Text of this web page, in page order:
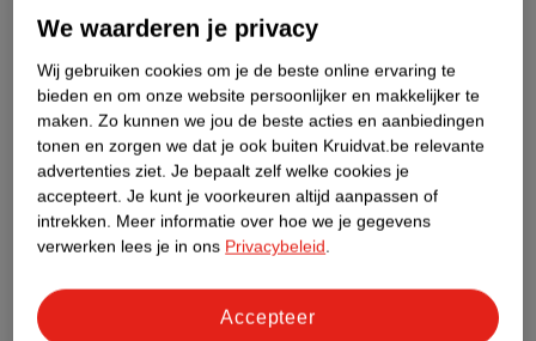
Quacks Plush Hanger
9.
Pirates & Marines
van
6.
99 3.
49
We waarderen je privacy
Wij gebruiken cookies om je de beste online ervaring te
bieden en om onze website persoonlijker en makkelijker te
maken. Zo kunnen we jou de beste acties en aanbiedingen
tonen en zorgen we dat je ook buiten Kruidvat.be relevante
advertenties ziet. Je bepaalt zelf welke cookies je
accepteert. Je kunt je voorkeuren altijd aanpassen of
intrekken. Meer informatie over hoe we je gegevens
verwerken lees je in ons Privacybeleid.
Accepteer